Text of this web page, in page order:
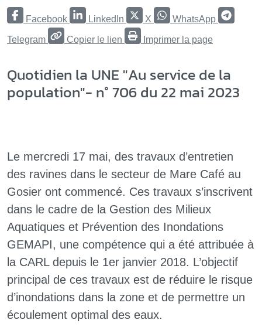
Facebook LinkedIn X WhatsApp
Telegram Copier le lien Imprimer la page
Quotidien la UNE "Au service de la
population"- n° 706 du 22 mai 2023
Le mercredi 17 mai, des travaux d’entretien
des ravines dans le secteur de Mare Café au
Gosier ont commencé. Ces travaux s’inscrivent
dans le cadre de la Gestion des Milieux
Aquatiques et Prévention des Inondations
GEMAPI, une compétence qui a été attribuée à
la CARL depuis le 1er janvier 2018. L’objectif
principal de ces travaux est de réduire le risque
d’inondations dans la zone et de permettre un
écoulement optimal des eaux.